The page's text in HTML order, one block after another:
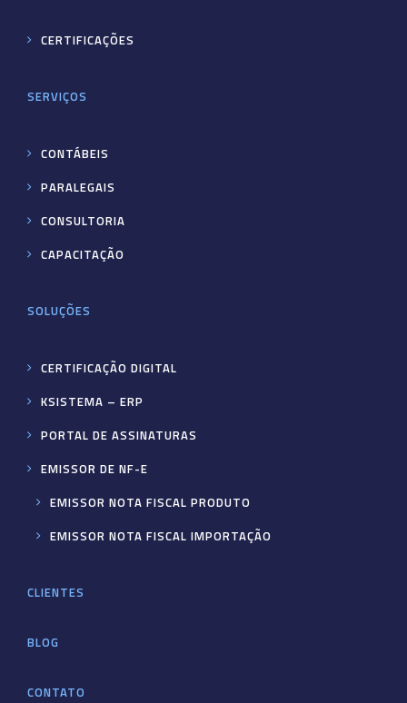
CERTIFICAÇÕES
SERVIÇOS
CONTÁBEIS
PARALEGAIS
CONSULTORIA
CAPACITAÇÃO
SOLUÇÕES
CERTIFICAÇÃO DIGITAL
KSISTEMA – ERP
PORTAL DE ASSINATURAS
EMISSOR DE NF-E
EMISSOR NOTA FISCAL PRODUTO
EMISSOR NOTA FISCAL IMPORTAÇÃO
CLIENTES
BLOG
CONTATO